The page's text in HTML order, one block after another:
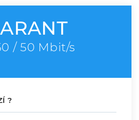
/ 50 Mbit/s
?